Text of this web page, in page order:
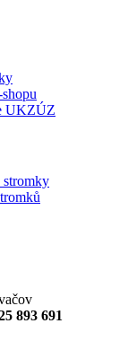
UKZÚZ
stromky
893 691